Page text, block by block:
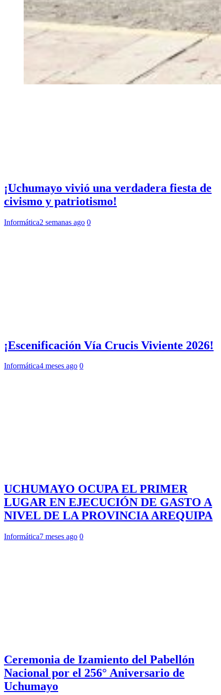
¡Uchumayo vivió una verdadera fiesta de
civismo y patriotismo!
Informática2 semanas ago 0
¡Escenificación Vía Crucis Viviente 2026!
Informática4 meses ago 0
UCHUMAYO OCUPA EL PRIMER
LUGAR EN EJECUCIÓN DE GASTO A
NIVEL DE LA PROVINCIA AREQUIPA
Informática7 meses ago 0
Ceremonia de Izamiento del Pabellón
Nacional por el 256° Aniversario de
Uchumayo